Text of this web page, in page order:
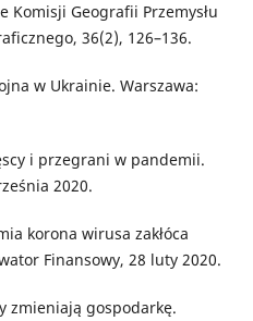
Komisji Geografii Przemysłu
36(2), 126–136.
w Ukrainie. Warszawa:
i przegrani w pandemii.
2020.
korona wirusa zakłóca
Finansowy, 28 luty 2020.
zmieniają gospodarkę.